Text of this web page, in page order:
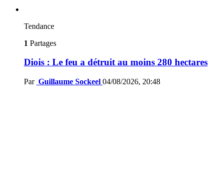
Tendance
1 Partages
Diois : Le feu a détruit au moins 280 hectares
Par Guillaume Sockeel 04/08/2026, 20:48